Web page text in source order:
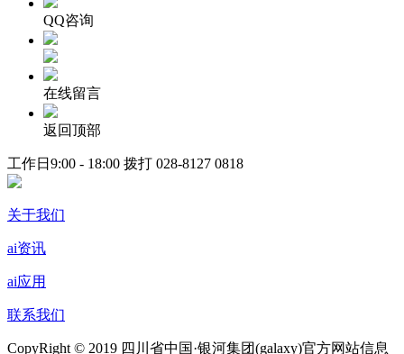
QQ咨询
在线留言
返回顶部
工作日9:00 - 18:00 拨打 028-8127 0818
关于我们
ai资讯
ai应用
联系我们
CopyRight © 2019 四川省中国·银河集团(galaxy)官方网站信息